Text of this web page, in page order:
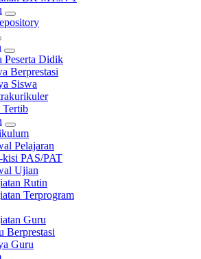
Peserta Didik
Berprestasi
Siswa
Tertib
Pelajaran
PAS/PAT
Ujian
Rutin
Terprogram
Guru
Berprestasi
Guru